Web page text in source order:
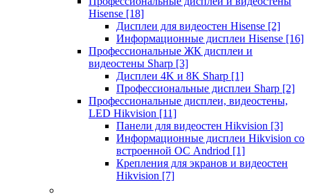
Hisense [18]
Дисплеи для видеостен Hisense [2]
Информационные дисплеи Hisense [16]
Профессиональные ЖК дисплеи и
видеостены Sharp [3]
Дисплеи 4K и 8K Sharp [1]
Профессиональные дисплеи Sharp [2]
Профессиональные дисплеи, видеостены,
LED Hikvision [11]
Панели для видеостен Hikvision [3]
Информационные дисплеи Hikvision со
встроенной ОС Andriod [1]
Крепления для экранов и видеостен
Hikvision [7]